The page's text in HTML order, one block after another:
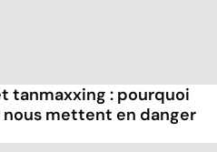
tanmaxxing : pourquoi
mettent en danger